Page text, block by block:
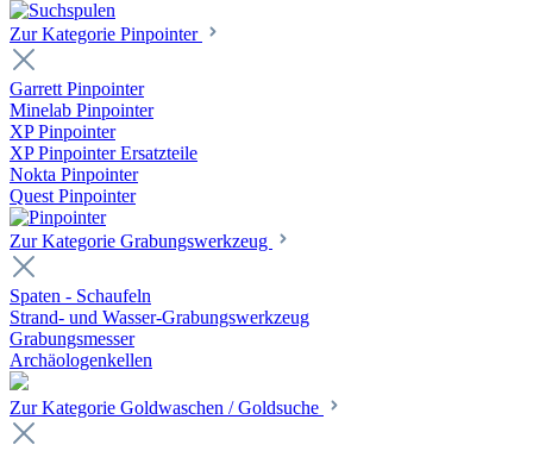
Zur Kategorie Pinpointer
Garrett Pinpointer
Minelab Pinpointer
XP Pinpointer
XP Pinpointer Ersatzteile
Nokta Pinpointer
Quest Pinpointer
Zur Kategorie Grabungswerkzeug
Spaten - Schaufeln
Strand- und Wasser-Grabungswerkzeug
Grabungsmesser
Archäologenkellen
Zur Kategorie Goldwaschen / Goldsuche